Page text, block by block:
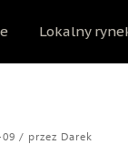
Lokalny
/ przez Darek